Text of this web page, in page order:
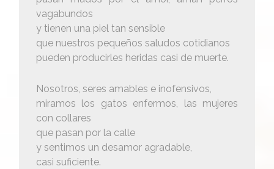
vagabundos
y tienen una piel tan sensible
que nuestros pequeños saludos cotidianos
pueden producirles heridas casi de muerte.
Nosotros, seres amables e inofensivos,
miramos los gatos enfermos, las mujeres
con collares
que pasan por la calle
y sentimos un desamor agradable,
casi suficiente.